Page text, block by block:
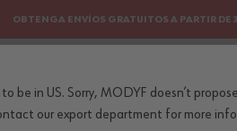
OBTENGA ENVÍOS GRATUITOS A PARTIR DE
to be in US. Sorry, MODYF doesn’t
our export department for more